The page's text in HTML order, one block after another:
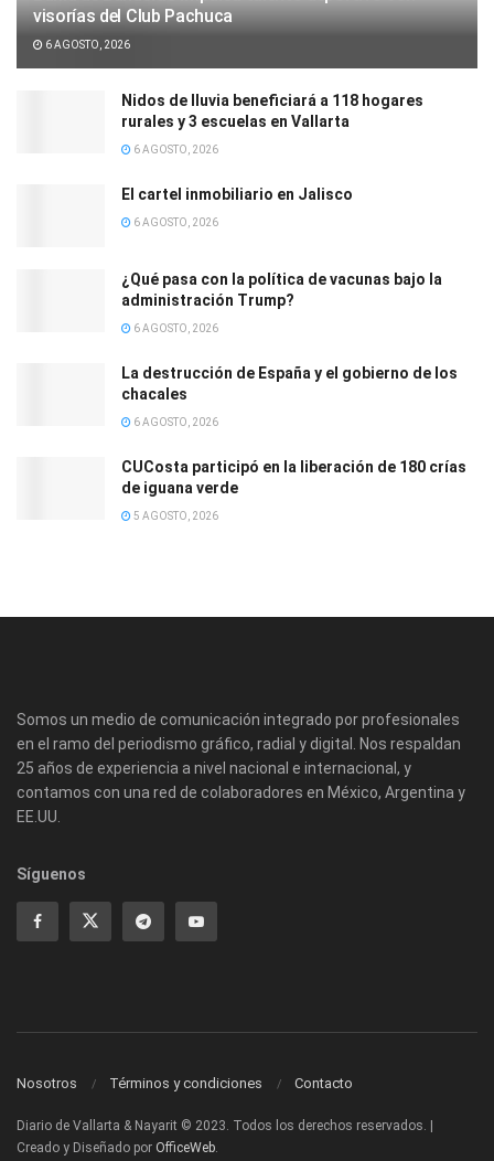
visorías del Club Pachuca
6 AGOSTO, 2026
Nidos de lluvia beneficiará a 118 hogares
rurales y 3 escuelas en Vallarta
6 AGOSTO, 2026
El cartel inmobiliario en Jalisco
6 AGOSTO, 2026
¿Qué pasa con la política de vacunas bajo la
administración Trump?
6 AGOSTO, 2026
La destrucción de España y el gobierno de los
chacales
6 AGOSTO, 2026
CUCosta participó en la liberación de 180 crías
de iguana verde
5 AGOSTO, 2026
Somos un medio de comunicación integrado por profesionales
en el ramo del periodismo gráfico, radial y digital. Nos respaldan
25 años de experiencia a nivel nacional e internacional, y
contamos con una red de colaboradores en México, Argentina y
EE.UU.
Síguenos
Nosotros Términos y condiciones Contacto
Diario de Vallarta & Nayarit © 2023. Todos los derechos reservados. |
Creado y Diseñado por OfficeWeb